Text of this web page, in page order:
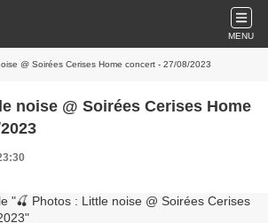
MENU
@ Soirées Cerises Home concert - 27/08/2023
noise @ Soirées Cerises Home